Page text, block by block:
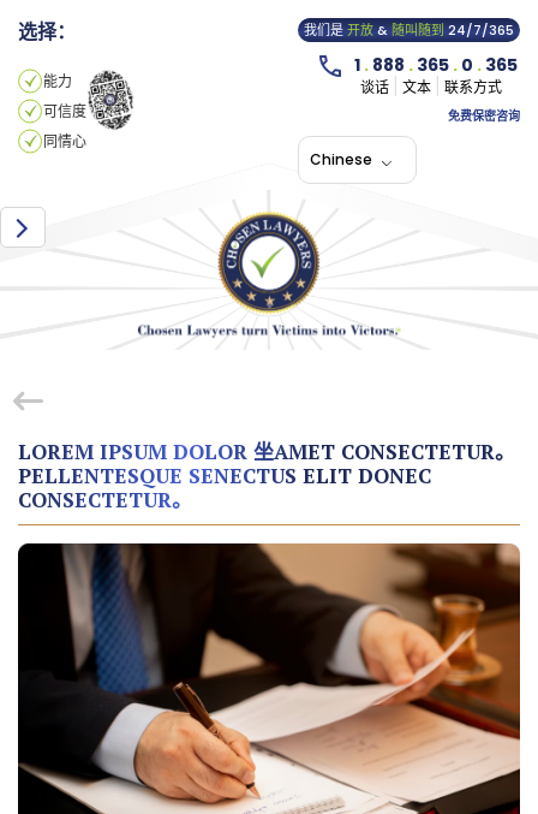
选择：
能力
可信度
同情心
我们是开放&随叫随到24/7/365
1 . 888 . 365 . 0 . 365
谈话 文本
联系方式
免费保密咨询
Chinese
LOREM IPSUM DOLOR 坐AMET CONSECTETUR。
PELLENTESQUE SENECTUS ELIT DONEC
CONSECTETUR。